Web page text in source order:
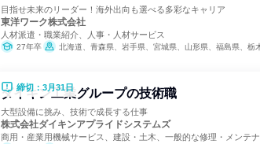
目指せ未来のリーダー！海外出向も選べる多彩なキャリア
東洋ワーク株式会社
人材派遣・職業紹介、人事・人材サービス
27年卒 北海道、青森県、岩手県、宮城県、山形県、福島県、栃木県、埼玉県、千葉県、東京都、神奈川県、新潟県、岐阜県、愛知県、三重県、滋賀県、広島県、山口県、福岡県、熊
締切：3月31日
ダイキン工業グループの技術職
大型設備に挑み、技術で成長する仕事
株式会社ダイキンアプライドシステムズ
商用・産業用機械サービス、建設・土木、一般的な修理・メンテ